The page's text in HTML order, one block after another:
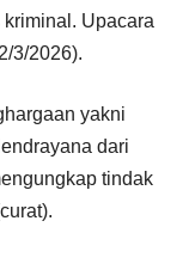
Upacara
3/2026).
yakni
dari
tindak